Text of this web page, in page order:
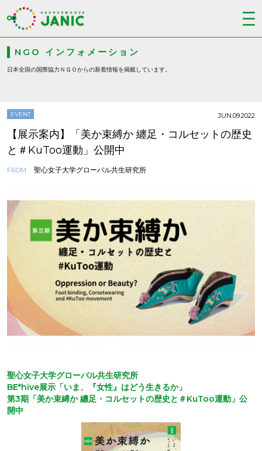
NGO インフォメーション
日本全国の国際協力ＮＧＯからの新着情報を掲載しています。
EVENT
【展示案内】「美か束縛か 纏足・コルセットの歴史
と＃KuToo運動」公開中
FROM 聖心女子大学グローバル共生研究所
JUN.09.2022
聖心女子大学グローバル共生研究所
BE*hive展示「いま、『女性』はどう生きるか」
第3期「美か束縛か 纏足・コルセットの歴史と＃KuToo運動」公
開中